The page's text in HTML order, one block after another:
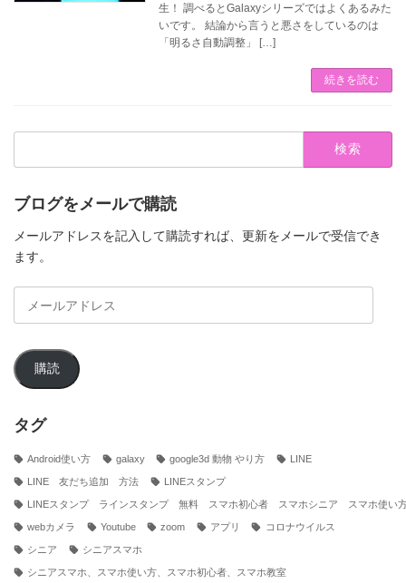
生！ 調べるとGalaxyシリーズではよくあるみた
いです。 結論から言うと悪さをしているのは
「明るさ自動調整」 […]
続きを読む
検
ブログをメールで購読
メールアドレスを記入して購読すれば、更新をメールで受信でき
ます。
ア
ド
ス
購読
タグ
Android使い方 galaxy google3d 動物 やり方 LINE
LINE 友だち追加 方法 LINEスタンプ
LINEスタンプ ラインスタンプ 無料 スマホ初心者 スマホシニア スマホ使い
webカメラ Youtube zoom アプリ コロナウイルス
シニア シニアスマホ
シニアスマホ、スマホ使い方、スマホ初心者、スマホ教室